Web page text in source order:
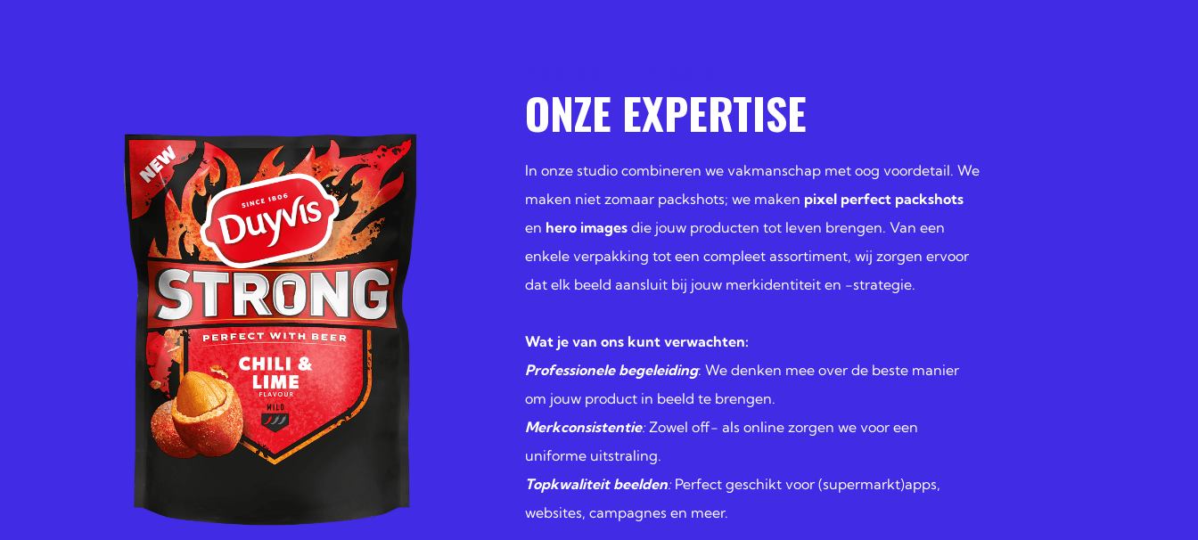
ONZE EXPERTISE
In onze studio combineren we vakmanschap met oog voordetail. We
maken niet zomaar packshots; we maken pixel perfect packshots
en hero imagesdie jouw producten tot leven brengen. Van een
enkele verpakking tot een compleet assortiment, wij zorgen ervoor
dat elk beeld aansluit bij jouw merkidentiteit en -strategie.
Wat je van ons kunt verwachten:
Professionele begeleiding: We denken mee over de beste manier
om jouw product in beeld te brengen.
Merkconsistentie:Zowel off- als online zorgen we voor een
uniforme uitstraling.
Topkwaliteit beelden: Perfect geschikt voor (supermarkt)apps,
websites, campagnes en meer.